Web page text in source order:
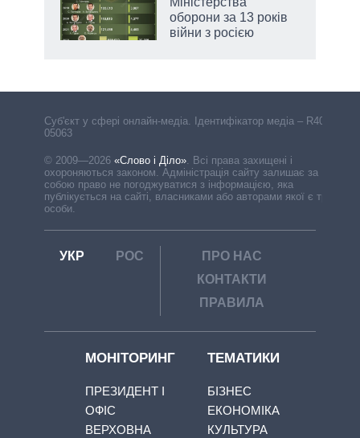
оборони за 13 років
війни з росією
Cуб'єкт у сфері онлайн-медіа. Ідентифікатор медіа – R40-
05063
© 2009—2026 «Слово і Діло» Всі права захищені і
охороняються законом. Адміністрація сайту залишає за
собою право не погоджуватися з інформацією, яка
публікується на сайті, власниками або авторами якої є треті
особи.
УКР РОС
ПРО НАС
КОНТАКТИ
ПРАВИЛА
МОНІТОРИНГ
ПРЕЗИДЕНТ І
ОФІС
ВЕРХОВНА
ТЕМАТИКИ
БІЗНЕС
ЕКОНОМІКА
КУЛЬТУРА